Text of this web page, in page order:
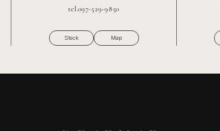
tel.097-529-9850
Stock Map